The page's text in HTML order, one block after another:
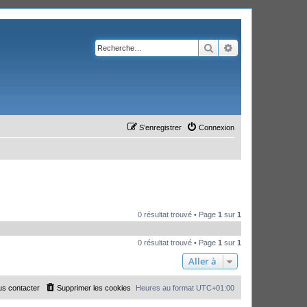
Rechercher
Connexion
S’enregistrer
0 résultat trouvé • Page 1 sur 1
0 résultat trouvé • Page 1 sur 1
Aller à
Heures au format UTC+01:00
Supprimer les cookies
contacter